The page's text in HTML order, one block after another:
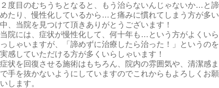
２度目のむちうちとなると、もう治らないんじゃないか…と諦
めたり、慢性化しているから…と痛みに慣れてしまう方が多い
中、当院を見つけて頂きありがとうございます！
当院には、症状が慢性化して、何十年も…という方がよくいら
っしゃいますが、「諦めずに治療したら治った！」というのを
実感していただける方が多くいらしゃいます！
症状を回復させる施術はもちろん、院内の雰囲気や、清潔感ま
で手を抜かないようにしていますのでこれからもよろしくお願
いします。